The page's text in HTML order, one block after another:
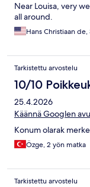
Near Louisa, very
all around.
Hans Christiaan
Tarkistettu arvostelu
10/10
25.4.2026
Käännä Googlen
Konum olarak
Özge, 2 yön matka
Tarkistettu arvostelu